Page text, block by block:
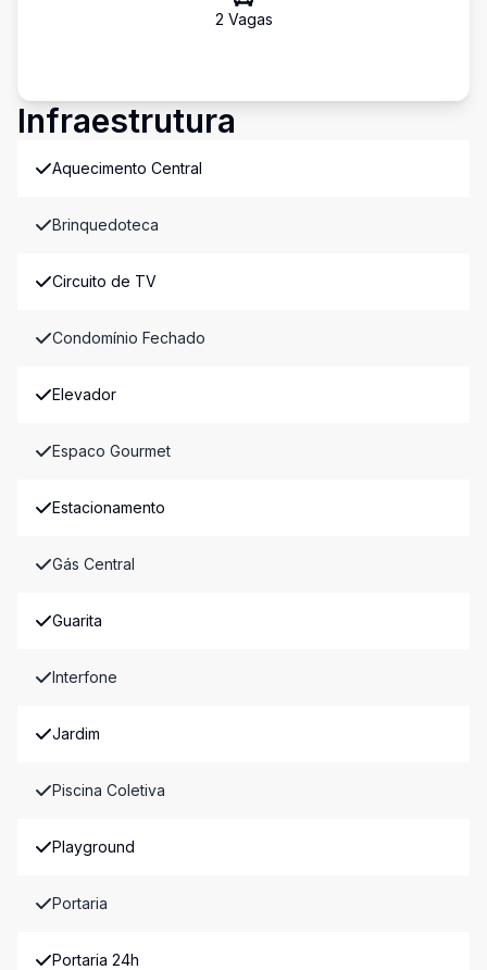
2 Vagas
Infraestrutura
Aquecimento Central
Brinquedoteca
Circuito de TV
Condomínio Fechado
Elevador
Espaco Gourmet
Estacionamento
Gás Central
Guarita
Interfone
Jardim
Piscina Coletiva
Playground
Portaria
Portaria 24h